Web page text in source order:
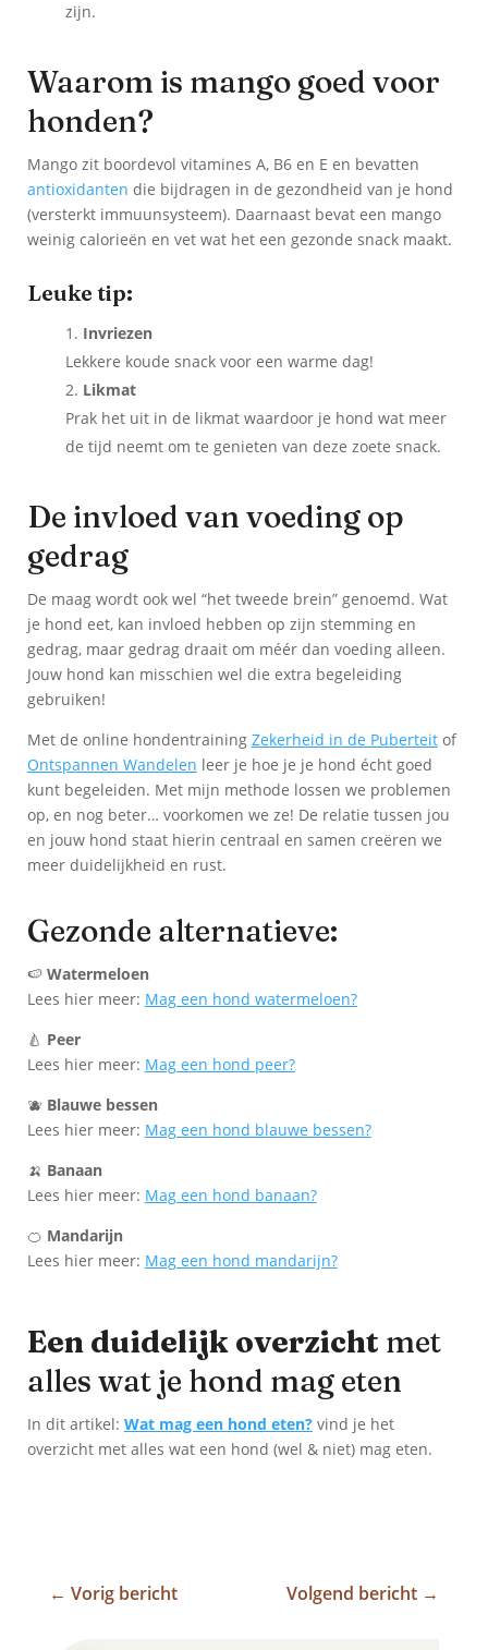
zijn.
Waarom is mango goed voor
honden?
Mango zit boordevol vitamines A, B6 en E en bevatten
antioxidanten die bijdragen in de gezondheid van je hond
(versterkt immuunsysteem). Daarnaast bevat een mango
weinig calorieën en vet wat het een gezonde snack maakt.
Leuke tip:
Invriezen
Lekkere koude snack voor een warme dag!
Likmat
Prak het uit in de likmat waardoor je hond wat meer
de tijd neemt om te genieten van deze zoete snack.
De invloed van voeding op
gedrag
De maag wordt ook wel “het tweede brein” genoemd. Wat
je hond eet, kan invloed hebben op zijn stemming en
gedrag, maar gedrag draait om méér dan voeding alleen.
Jouw hond kan misschien wel die extra begeleiding
gebruiken!
Met de online hondentraining Zekerheid in de Puberteitof
Ontspannen Wandelen leer je hoe je je hond écht goed
kunt begeleiden. Met mijn methode lossen we problemen
op, en nog beter… voorkomen we ze! De relatie tussen jou
en jouw hond staat hierin centraal en samen creëren we
meer duidelijkheid en rust.
Gezonde alternatieve:
🍉 Watermeloen
Lees hier meer: Mag een hond watermeloen?
🍐 Peer
Lees hier meer: Mag een hond peer?
🫐 Blauwe bessen
Lees hier meer: Mag een hond blauwe bessen?
🍌 Banaan
Lees hier meer: Mag een hond banaan?
🍊 Mandarijn
Lees hier meer: Mag een hond mandarijn?
Een duidelijk overzicht met
alles wat je hond mag eten
In dit artikel: Wat mag een hond eten?vind je het
overzicht met alles wat een hond (wel & niet) mag eten.
← Vorig bericht Volgend bericht →